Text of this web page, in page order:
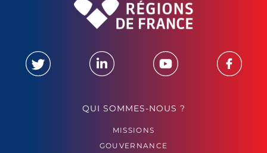
QUI SOMMES-NOUS ?
MISSIONS
GOUVERNANCE